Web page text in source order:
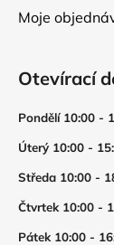
Moje
Otevírací
Pondělí 10:00 -
Úterý 10:00 -
Středa 10:00 -
Čtvrtek 10:00 -
Pátek 10:00 -